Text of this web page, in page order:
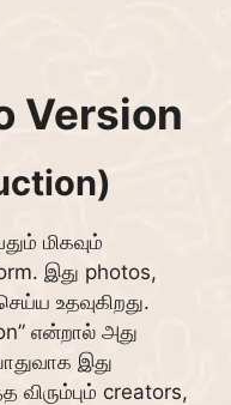
Version
மிகவும்
இது photos,
உதவுகிறது.
என்றால் அது
இது
creators,